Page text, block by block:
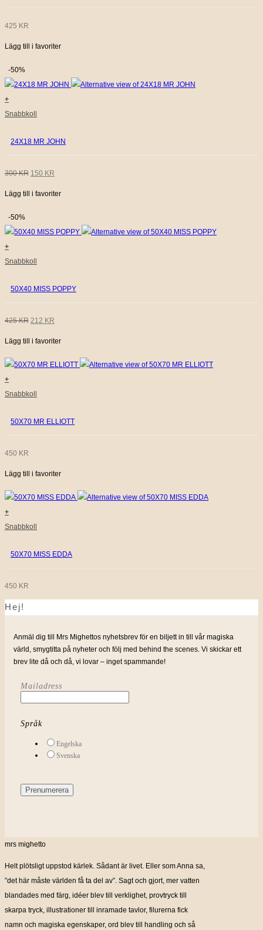
425 KR
Lägg till i favoriter
-50%
+
Snabbkoll
24X18 MR JOHN
300KR DET
URSPRUNGLIGA
VAR:
300 KR.
150 KR
NUVARANDE
ÄR:
Lägg till i favoriter
-50%
+
Snabbkoll
50X40 MISS POPPY
425KR DET
URSPRUNGLIGA
PRISET
212 KR
NUVARANDE
PRISET
Lägg till i favoriter
+
Snabbkoll
50X70 MR ELLIOTT
450 KR
Lägg till i favoriter
+
Snabbkoll
50X70 MISS EDDA
450 KR
Hej!
Anmäl dig till Mrs Mighettos nyhetsbrev för en biljett in till vår magiska
värld, smygtitta på nyheter och följ med behind the scenes. Vi skickar ett
brev lite då och då, vi lovar – inget spammande!
Mailadress
Språk
Engelska
Svenska
mrs mighetto
Helt plötsligt uppstod kärlek. Sådant är livet. Eller som Anna sa,
”det här måste världen få ta del av”. Sagt och gjort, mer vatten
blandades med färg, idéer blev till verklighet, provtryck till
skarpa tryck, illustrationer till inramade tavlor, filurerna fick
namn och magiska egenskaper, ord blev till handling och så